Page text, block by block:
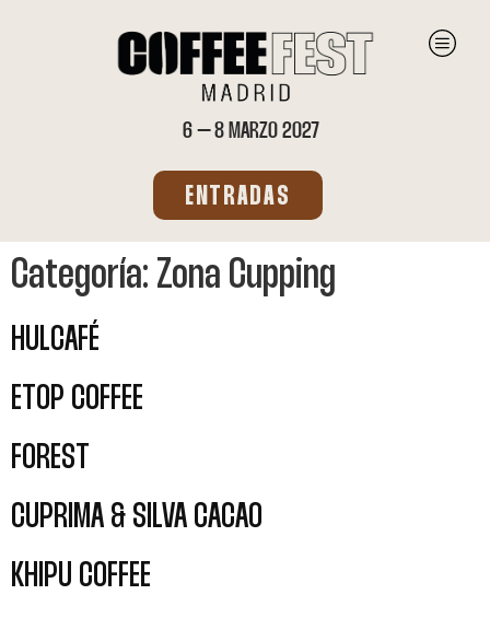
6 – 8 MARZO 2027
ENTRADAS
Categoría: Zona Cupping
HULCAFÉ
ETOP COFFEE
FOREST
CUPRIMA & SILVA CACAO
KHIPU COFFEE